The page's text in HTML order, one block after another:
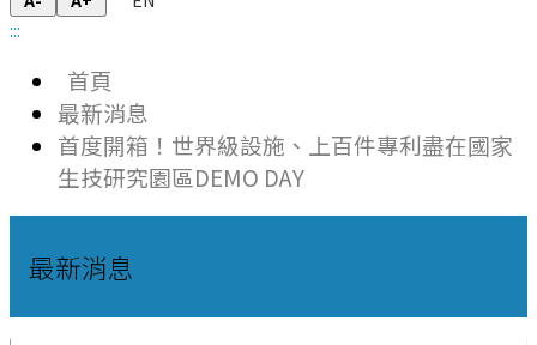
:::
首頁
最新消息
首度開箱！世界級設施、上百件專利盡在國家
生技研究園區DEMO DAY
最新消息